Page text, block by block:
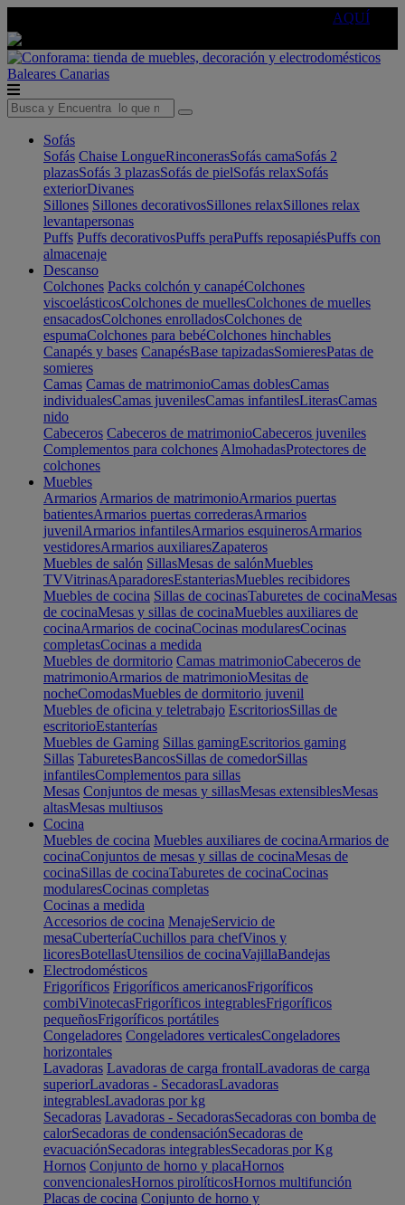
AQUÍ
Baleares Canarias
Sofás
Sofás Chaise LongueRinconerasSofás camaSofás 2
plazasSofás 3 plazasSofás de pielSofás relaxSofás
exteriorDivanes
Sillones Sillones decorativosSillones relaxSillones relax
levantapersonas
Puffs Puffs decorativosPuffs peraPuffs reposapiésPuffs con
almacenaje
Descanso
Colchones Packs colchón y canapéColchones
viscoelásticosColchones de muellesColchones de muelles
ensacadosColchones enrolladosColchones de
espumaColchones para bebéColchones hinchables
Canapés y bases CanapésBase tapizadasSomieresPatas de
somieres
Camas Camas de matrimonioCamas doblesCamas
individualesCamas juvenilesCamas infantilesLiterasCamas
nido
Cabeceros Cabeceros de matrimonioCabeceros juveniles
Complementos para colchones AlmohadasProtectores de
colchones
Muebles
Armarios Armarios de matrimonioArmarios puertas
batientesArmarios puertas correderasArmarios
juvenilArmarios infantilesArmarios esquinerosArmarios
vestidoresArmarios auxiliaresZapateros
Muebles de salón SillasMesas de salónMuebles
TVVitrinasAparadoresEstanteriasMuebles recibidores
Muebles de cocina Sillas de cocinasTaburetes de cocinaMesas
de cocinaMesas y sillas de cocinaMuebles auxiliares de
cocinaArmarios de cocinaCocinas modularesCocinas
completasCocinas a medida
Muebles de dormitorio Camas matrimonioCabeceros de
matrimonioArmarios de matrimonioMesitas de
nocheComodasMuebles de dormitorio juvenil
Muebles de oficina y teletrabajo EscritoriosSillas de
escritorioEstanterías
Muebles de Gaming Sillas gamingEscritorios gaming
Sillas TaburetesBancosSillas de comedorSillas
infantilesComplementos para sillas
Mesas Conjuntos de mesas y sillasMesas extensiblesMesas
altasMesas multiusos
Cocina
Muebles de cocina Muebles auxiliares de cocinaArmarios de
cocinaConjuntos de mesas y sillas de cocinaMesas de
cocinaSillas de cocinaTaburetes de cocinaCocinas
modularesCocinas completas
Cocinas a medida
Accesorios de cocina MenajeServicio de
mesaCuberteríaCuchillos para chefVinos y
licoresBotellasUtensilios de cocinaVajillaBandejas
Electrodomésticos
Frigoríficos Frigoríficos americanosFrigoríficos
combiVinotecasFrigoríficos integrablesFrigoríficos
pequeñosFrigoríficos portátiles
Congeladores Congeladores verticalesCongeladores
horizontales
Lavadoras Lavadoras de carga frontalLavadoras de carga
superiorLavadoras - SecadorasLavadoras
integrablesLavadoras por kg
Secadoras Lavadoras - SecadorasSecadoras con bomba de
calorSecadoras de condensaciónSecadoras de
evacuaciónSecadoras integrablesSecadoras por Kg
Hornos Conjunto de horno y placaHornos
convencionalesHornos pirolíticosHornos multifunción
Placas de cocina Conjunto de horno y